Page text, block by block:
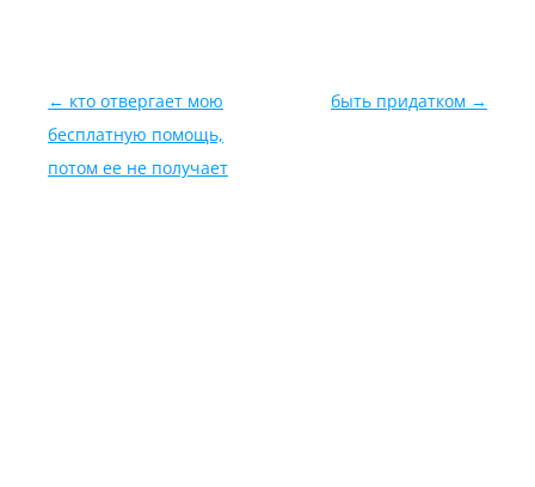
Навигация по записям
← кто отвергает мою
бесплатную помощь,
потом ее не получает
быть придатком →